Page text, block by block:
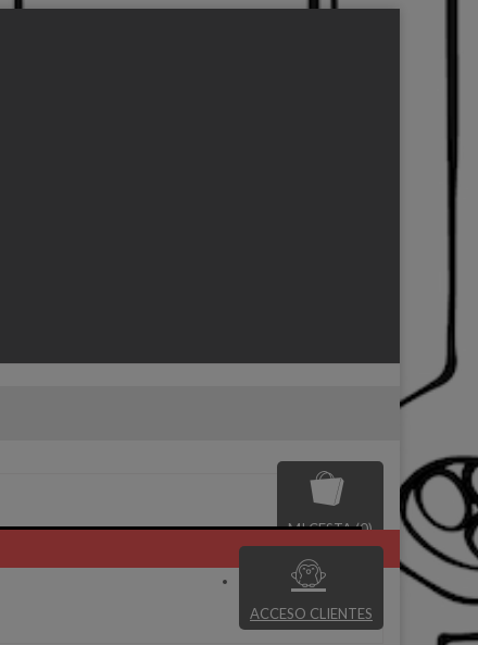
MI CESTA (0)
ACCESO CLIENTES